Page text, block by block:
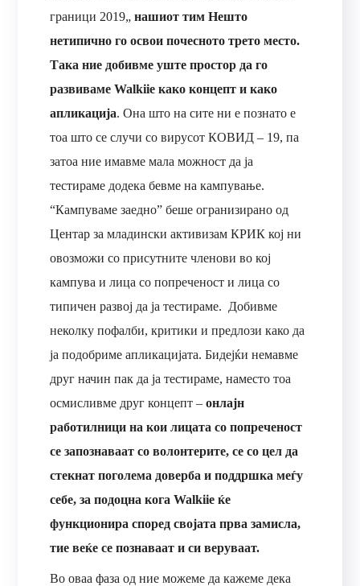
граници 2019„нашиот тим Нешто
нетипично го освои почесното трето место.
Така ние добивме уште простор да го
развиваме Walkiie како концепт и како
апликација. Она што на сите ни е познато е
тоа што се случи со вирусот КОВИД – 19, па
затоа ние имавме мала можност да ја
тестираме додека бевме на кампување.
“Кампуваме заедно” беше огранизирано од
Центар за младински активизам КРИК кој ни
овозможи со присутните членови во кој
кампува и лица со попреченост и лица со
типичен развој да ја тестираме. Добивме
неколку пофалби, критики и предлози како да
ја подобриме апликацијата. Бидејќи немавме
друг начин пак да ја тестираме, наместо тоа
осмисливме друг концепт –онлајн
работилници на кои лицата со попреченост
се запознаваат со волонтерите, се со цел да
стекнат поголема доверба и поддршка меѓу
себе, за подоцна кога Walkiie ќе
функционира според својата прва замисла,
тие веќе се познаваат и си веруваат.
Во оваа фаза од ние можеме да кажеме дека